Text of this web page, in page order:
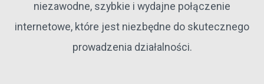
niezawodne, szybkie i wydajne połączenie
internetowe, które jest niezbędne do skutecznego
prowadzenia działalności.